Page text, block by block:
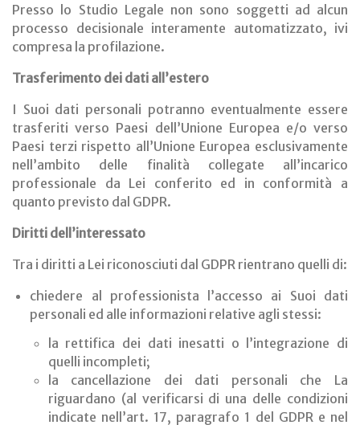
Presso lo Studio Legale non sono soggetti ad alcun
processo decisionale interamente automatizzato, ivi
compresa la profilazione.
Trasferimento dei dati all’estero
I Suoi dati personali potranno eventualmente essere
trasferiti verso Paesi dell’Unione Europea e/o verso
Paesi terzi rispetto all’Unione Europea esclusivamente
nell’ambito delle finalità collegate all’incarico
professionale da Lei conferito ed in conformità a
quanto previsto dal GDPR.
Diritti dell’interessato
Tra i diritti a Lei riconosciuti dal GDPR rientrano quelli di:
chiedere al professionista l’accesso ai Suoi dati
personali ed alle informazioni relative agli stessi:
la rettifica dei dati inesatti o l’integrazione di
quelli incompleti;
la cancellazione dei dati personali che La
riguardano (al verificarsi di una delle condizioni
indicate nell’art. 17, paragrafo 1 del GDPR e nel